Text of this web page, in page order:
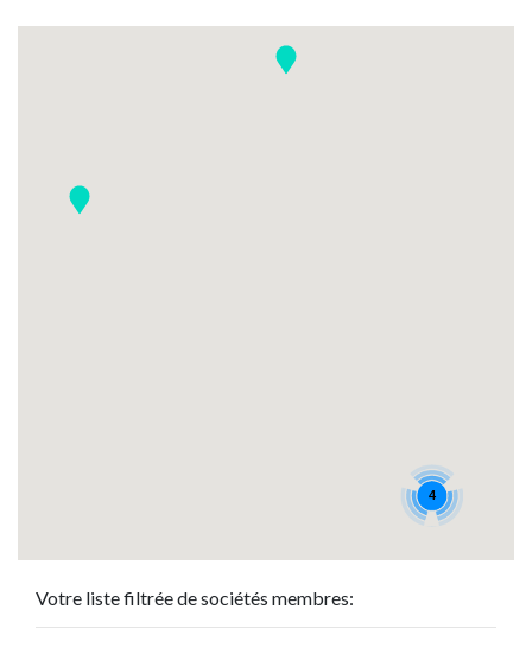
4
Votre liste filtrée de sociétés membres: